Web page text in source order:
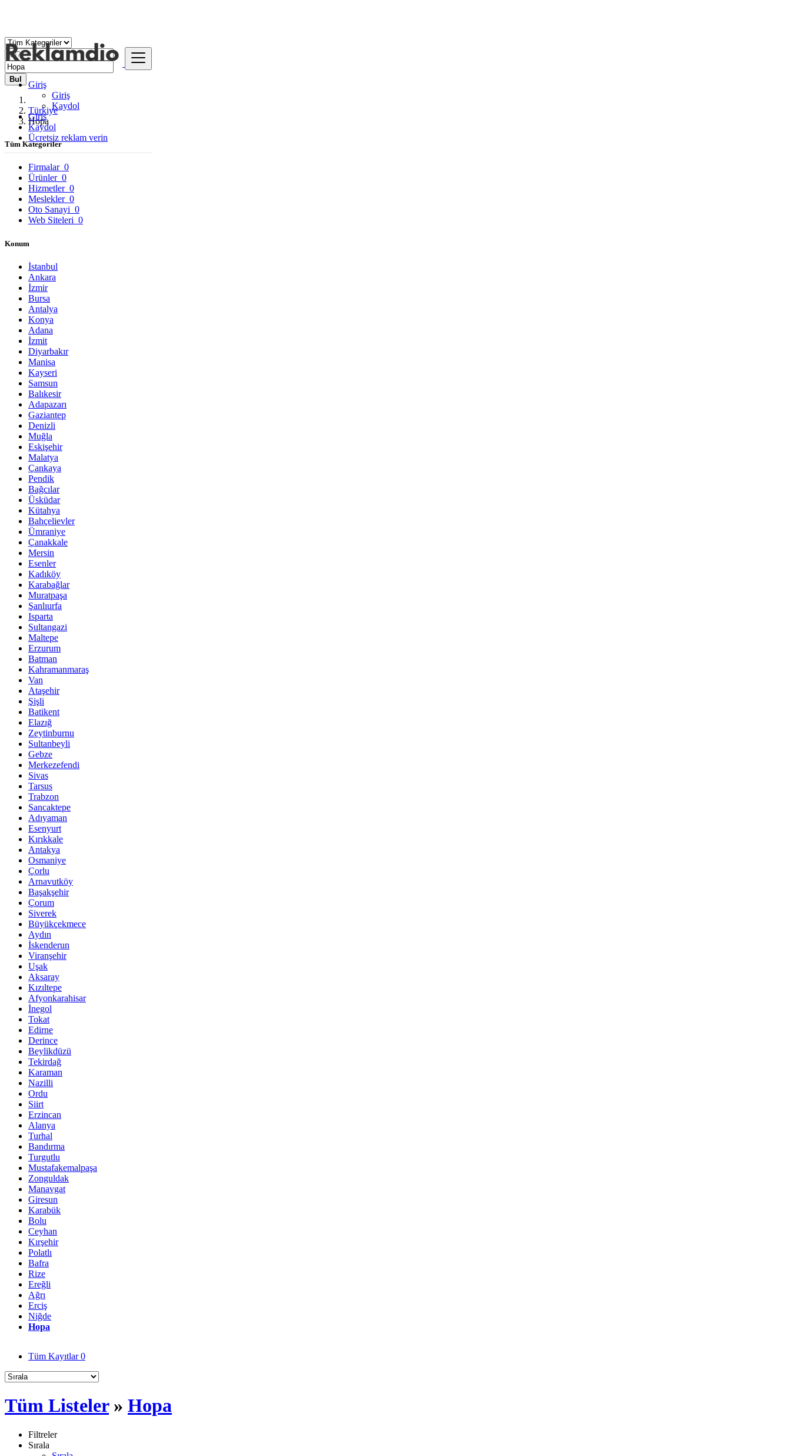
Giriş
Giriş
Kaydol
Giriş
Kaydol
Ücretsiz reklam verin
Bul
Türkiye
Hopa
Tüm Kategoriler
Firmalar 0
Ürünler 0
Hizmetler 0
Meslekler 0
Oto Sanayi 0
Web Siteleri 0
Konum
İstanbul
Ankara
İzmir
Bursa
Antalya
Konya
Adana
İzmit
Diyarbakır
Manisa
Kayseri
Samsun
Balıkesir
Adapazarı
Gaziantep
Denizli
Muğla
Eskişehir
Malatya
Çankaya
Pendik
Bağcılar
Üsküdar
Kütahya
Bahçelievler
Ümraniye
Çanakkale
Mersin
Esenler
Kadıköy
Karabağlar
Muratpaşa
Şanlıurfa
Isparta
Sultangazi
Maltepe
Erzurum
Batman
Kahramanmaraş
Van
Ataşehir
Şişli
Batikent
Elazığ
Zeytinburnu
Sultanbeyli
Gebze
Merkezefendi
Sivas
Tarsus
Trabzon
Sancaktepe
Adıyaman
Esenyurt
Kırıkkale
Antakya
Osmaniye
Çorlu
Arnavutköy
Başakşehir
Çorum
Siverek
Büyükçekmece
Aydın
İskenderun
Viranşehir
Uşak
Aksaray
Kızıltepe
Afyonkarahisar
İnegol
Tokat
Edirne
Derince
Beylikdüzü
Tekirdağ
Karaman
Nazilli
Ordu
Siirt
Erzincan
Alanya
Turhal
Bandırma
Turgutlu
Mustafakemalpaşa
Zonguldak
Manavgat
Giresun
Karabük
Bolu
Ceyhan
Kırşehir
Polatlı
Bafra
Rize
Ereğli
Ağrı
Erciş
Niğde
Hopa
Tüm Kayıtlar0
Tüm Listeler» Hopa
Filtreler
Sırala